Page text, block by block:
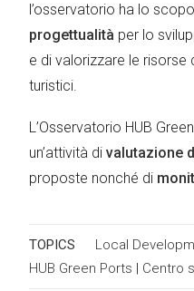
l’osservatorio ha lo
progettualità per lo
e di valorizzare le risorse
turistici.
L’Osservatorio HUB
un’attività di valutazione
proposte nonché di
TOPICS Local
HUB Green Ports | Centro